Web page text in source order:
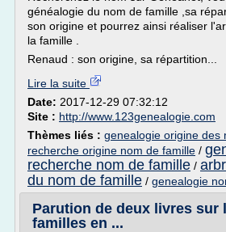
généalogie du nom de famille ,sa
son origine et pourrez ainsi réaliser
la famille .
Renaud : son origine, sa répartition...
Lire la suite
Date: 2017-12-29 07:32:12
Site : http://www.123genealogie.com
Thèmes liés : genealogie origine des
recherche origine nom de famille /
recherche nom de famille /
du nom de famille / genealogie
Parution de deux livres sur
familles en ...